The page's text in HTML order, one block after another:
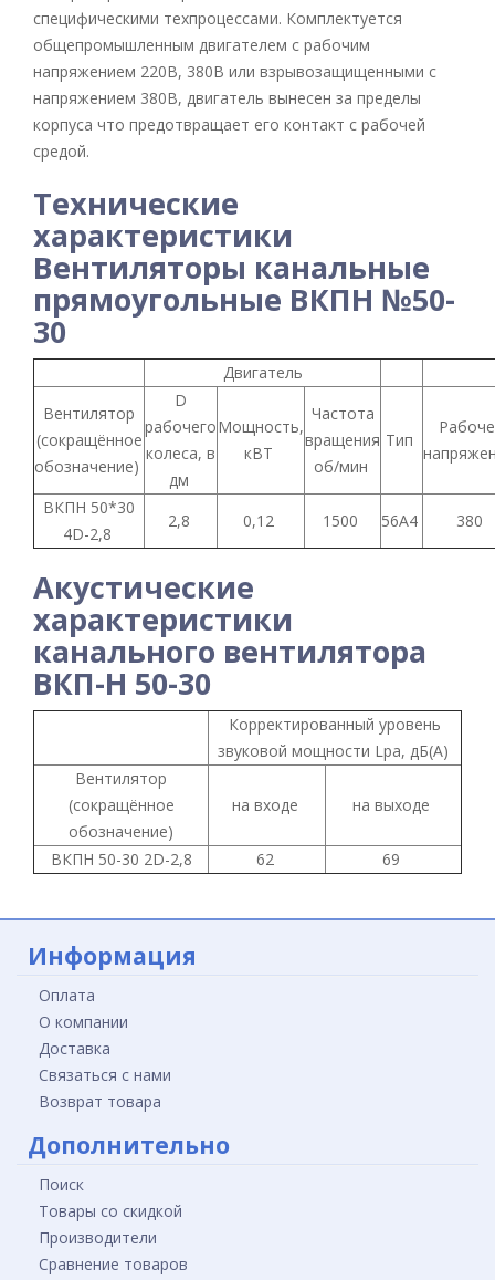
специфическими техпроцессами. Комплектуется
общепромышленным двигателем с рабочим
напряжением 220В, 380В или взрывозащищенными с
напряжением 380В, двигатель вынесен за пределы
корпуса что предотвращает его контакт с рабочей
средой.
Технические
характеристики
Вентиляторы канальные
прямоугольные ВКПН №50-
30
Двигатель
Вентилятор
(сокращённое
обозначение)
D
рабочего
колеса, в
дм
Мощность,
кВТ
Частота
вращения
об/мин
Тип
ВКПН 50*30
4D-2,8
2,8 0,12 1500 56A4 380
Акустические
характеристики
канального вентилятора
ВКП-Н 50-30
Корректированный уровень
звуковой мощности Lpa, дБ(А)
Вентилятор
(сокращённое
обозначение)
на входе на выходе
ВКПН 50-30 2D-2,8 62 69
Информация
Оплата
О компании
Доставка
Связаться с нами
Возврат товара
Дополнительно
Поиск
Товары со скидкой
Производители
Сравнение товаров